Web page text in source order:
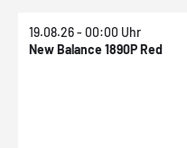
19.08.26 - 00:00 Uhr
New Balance 1890P Red